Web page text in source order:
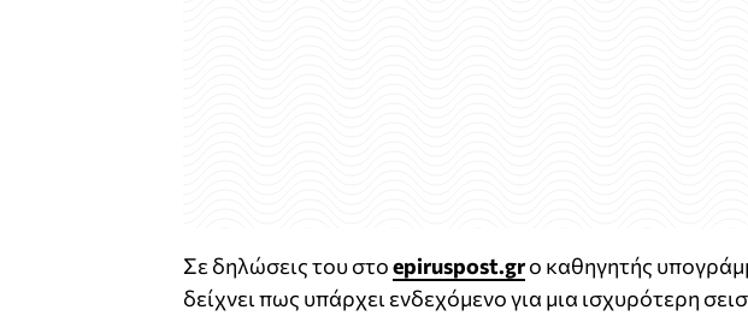
Σε δηλώσεις του στοepiruspost.grο καθηγητής
δείχνει πως υπάρχει ενδεχόμενο για μια ισχυρότερη